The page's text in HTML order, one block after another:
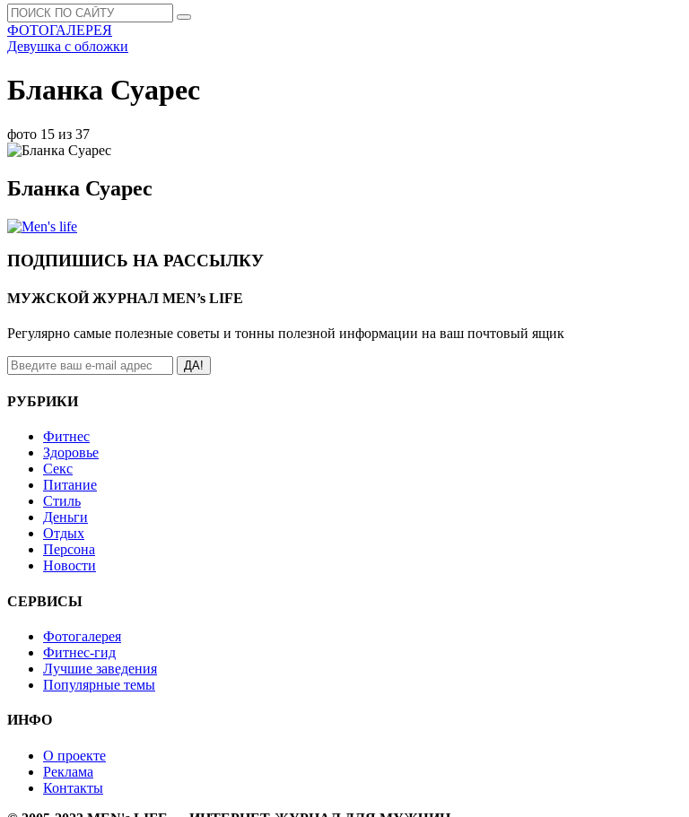
ФОТОГАЛЕРЕЯ
Девушка с обложки
Бланка Суарес
фото 15 из 37
Бланка Суарес
ПОДПИШИСЬ НА РАССЫЛКУ
МУЖСКОЙ ЖУРНАЛ MEN’s LIFE
Регулярно самые полезные советы и тонны полезной информации на ваш почтовый ящик
ДА!
РУБРИКИ
Фитнес
Здоровье
Секс
Питание
Стиль
Деньги
Отдых
Персона
Новости
СЕРВИСЫ
Фотогалерея
Фитнес-гид
Лучшие заведения
Популярные темы
ИНФО
О проекте
Реклама
Контакты